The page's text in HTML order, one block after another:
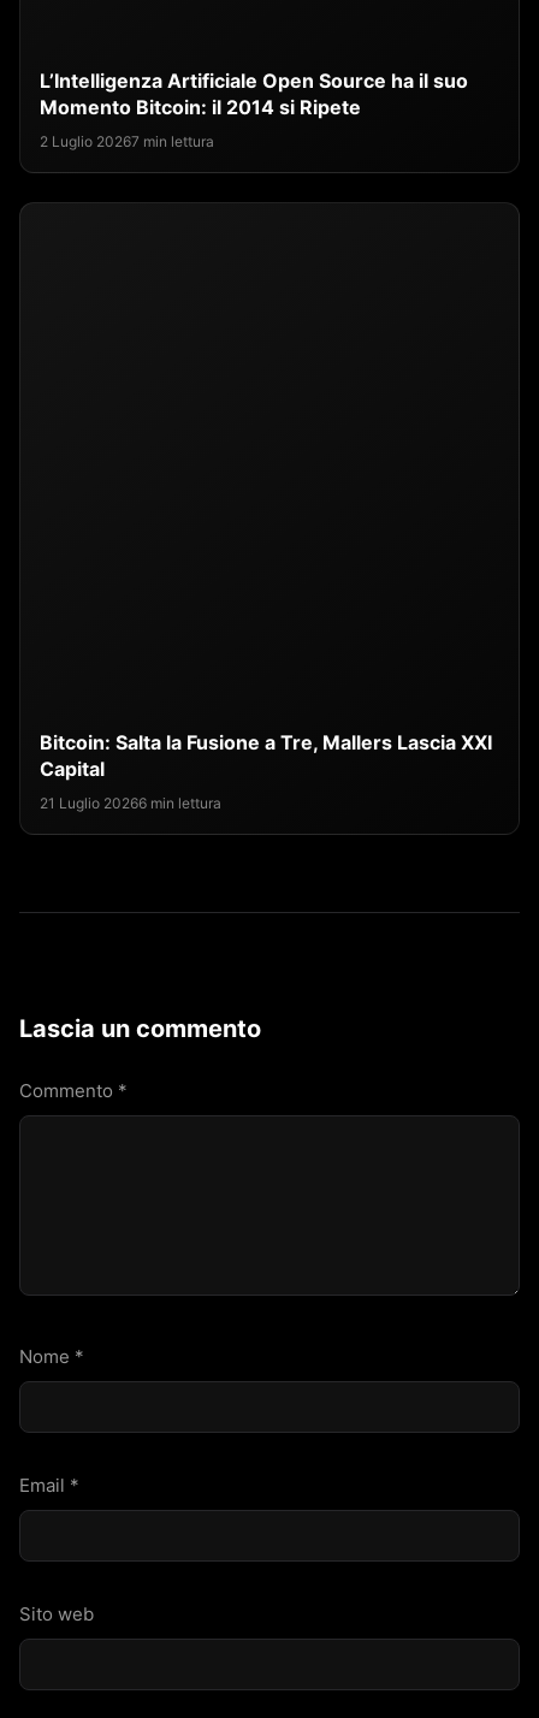
L’Intelligenza Artificiale Open Source ha il suo
Momento Bitcoin: il 2014 si Ripete
2 Luglio 20267 min lettura
Bitcoin: Salta la Fusione a Tre, Mallers Lascia XXI
Capital
21 Luglio 20266 min lettura
Lascia un commento
Commento *
Nome *
Email *
Sito web